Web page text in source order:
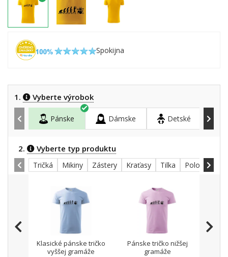
Spokijna
1. Vyberte výrobok
Pánske Dámske Detské
2. Vyberte typ produktu
Tričká Mikiny Zástery Kraťasy Tilka Polokošele
Klasické pánske tričko
vyššej gramáže
Pánske tričko nižšej
gramáže